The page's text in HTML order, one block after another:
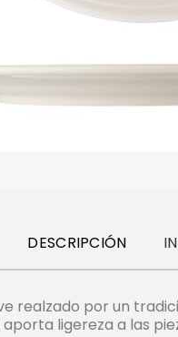
DESCRIPCIÓN
realzado por un
ligereza a las